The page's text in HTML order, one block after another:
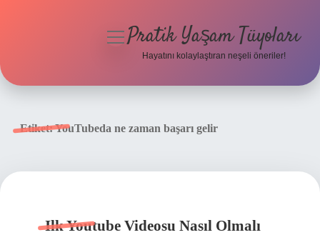
menüyü
Pratik Yaşam Tüyoları
Hayatını kolaylaştıran neşeli öneriler!
Etiket:YouTubeda ne zaman başarı gelir
Ilk Youtube Videosu Nasıl Olmalı